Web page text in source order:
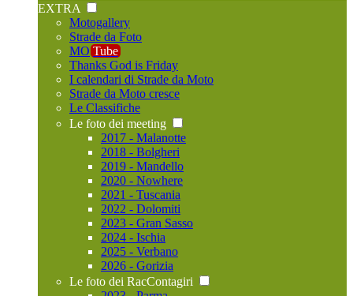
EXTRA
Motogallery
Strade da Foto
MO Tube
Thanks God is Friday
I calendari di Strade da Moto
Strade da Moto cresce
Le Classifiche
Le foto dei meeting
2017 - Malanotte
2018 - Bolgheri
2019 - Mandello
2020 - Nowhere
2021 - Tuscania
2022 - Dolomiti
2023 - Gran Sasso
2024 - Ischia
2025 - Verbano
2026 - Gorizia
Le foto dei RacContagiri